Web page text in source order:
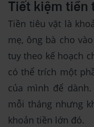
Tiết kiệm tiền
Tiền tiêu vặt là
mẹ, ông bà cho
tuy theo kế hoạch
có thể trích một
của mình để
mỗi tháng nhưng
khoản tiền lớn đó.